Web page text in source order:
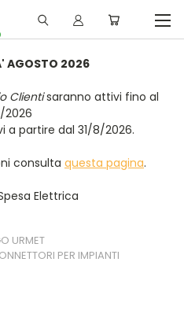
AGOSTO 2026
Clientisaranno attivi fino al
a partire dal 31/8/2026.
consulta questa pagina.
Elettrica
URMET
PER IMPIANTI